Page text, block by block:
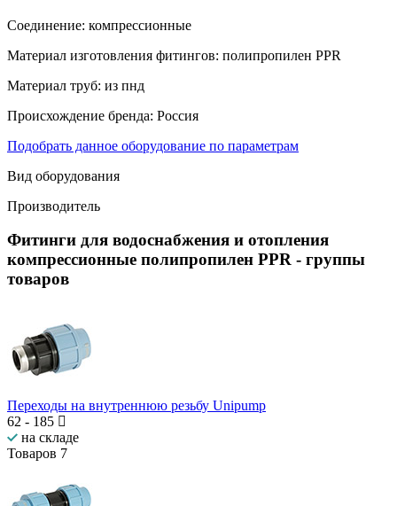
Соединение: компрессионные
Материал изготовления фитингов: полипропилен PPR
Материал труб: из пнд
Происхождение бренда: Россия
Подобрать данное оборудование по параметрам
Вид оборудования
Производитель
Фитинги для водоснабжения и отопления
компрессионные полипропилен PPR - группы
товаров
Переходы на внутреннюю резьбу Unipump
62 - 185
на складе
Товаров 7